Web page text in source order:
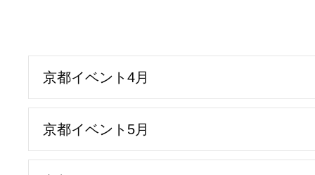
京都イベント4月
京都イベント5月